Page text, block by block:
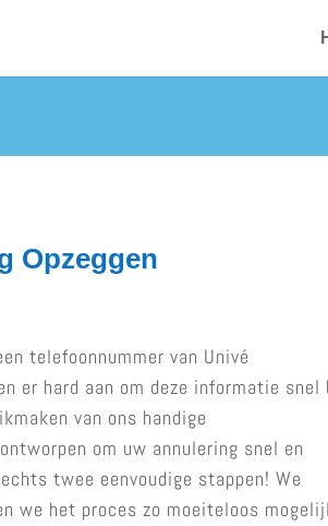
Opzeggen
telefoonnummer van Univé
er hard aan om deze informatie snel
van ons handige
om uw annulering snel en
twee eenvoudige stappen! We
we het proces zo moeiteloos